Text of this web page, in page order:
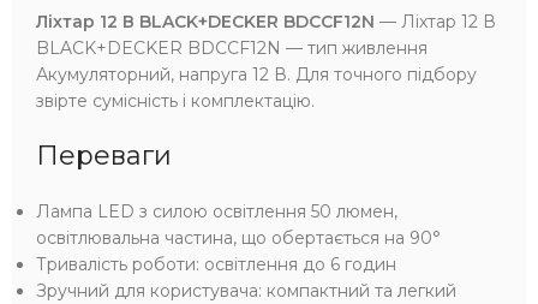
Ліхтар 12 В BLACK+DECKER BDCCF12N — Ліхтар 12 В
BLACK+DECKER BDCCF12N — тип живлення
Акумуляторний, напруга 12 В. Для точного підбору
звірте сумісність і комплектацію.
Переваги
Лампа LED з силою освітлення 50 люмен,
освітлювальна частина, що обертається на 90°
Тривалість роботи: освітлення до 6 годин
Зручний для користувача: компактний та легкий